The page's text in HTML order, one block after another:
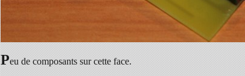
Peu de composants sur cette face.